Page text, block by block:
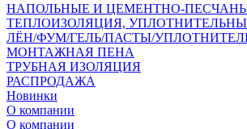
НАПОЛЬНЫЕ И ЦЕМЕНТНО-
ТЕПЛОИЗОЛЯЦИЯ,
ЛЁН/ФУМ/ГЕЛЬ/ПАСТЫ/
МОНТАЖНАЯ ПЕНА
ТРУБНАЯ ИЗОЛЯЦИЯ
РАСПРОДАЖА
Новинки
О компании
О компании